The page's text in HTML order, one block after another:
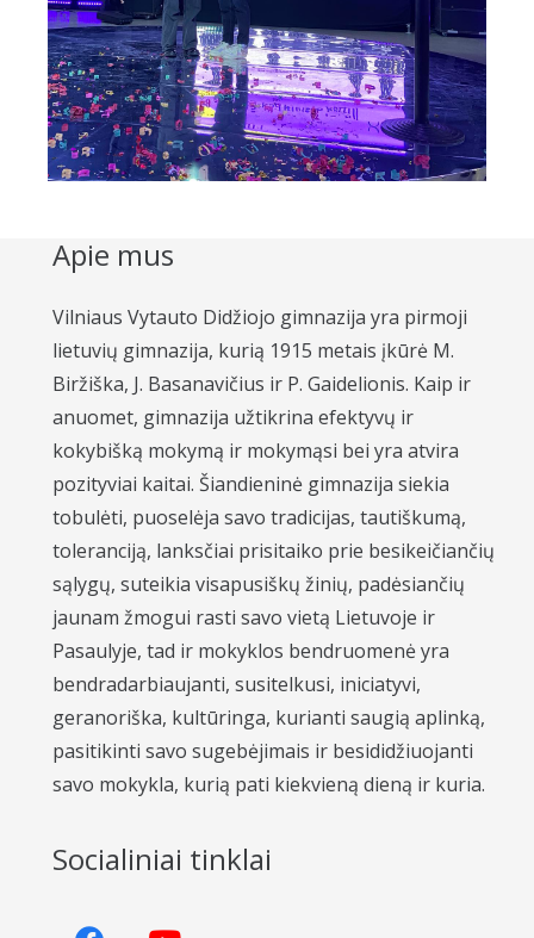
Apie mus
Vilniaus Vytauto Didžiojo gimnazija yra pirmoji
lietuvių gimnazija, kurią 1915 metais įkūrė M.
Biržiška, J. Basanavičius ir P. Gaidelionis. Kaip ir
anuomet, gimnazija užtikrina efektyvų ir
kokybišką mokymą ir mokymąsi bei yra atvira
pozityviai kaitai. Šiandieninė gimnazija siekia
tobulėti, puoselėja savo tradicijas, tautiškumą,
toleranciją, lanksčiai prisitaiko prie besikeičiančių
sąlygų, suteikia visapusiškų žinių, padėsiančių
jaunam žmogui rasti savo vietą Lietuvoje ir
Pasaulyje, tad ir mokyklos bendruomenė yra
bendradarbiaujanti, susitelkusi, iniciatyvi,
geranoriška, kultūringa, kurianti saugią aplinką,
pasitikinti savo sugebėjimais ir besididžiuojanti
savo mokykla, kurią pati kiekvieną dieną ir kuria.
Socialiniai tinklai